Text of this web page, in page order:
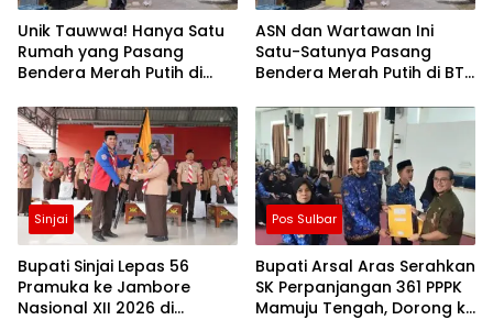
Unik Tauwwa! Hanya Satu
Rumah yang Pasang
Bendera Merah Putih di
Sinjai
ASN dan Wartawan Ini
Satu-Satunya Pasang
Bendera Merah Putih di BTN
Sinjai
Bupati Sinjai Lepas 56
Pramuka ke Jambore
Nasional XII 2026 di
Pos Sulbar
Bupati Arsal Aras Serahkan
SK Perpanjangan 361 PPPK
Mamuju Tengah, Dorong ki